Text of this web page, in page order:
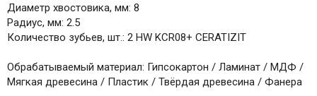
Диаметр хвостовика, мм: 8
Радиус, мм: 2.5
Количество зубьев, шт.: 2 HW KCR08+ CERATIZIT
Обрабатываемый материал: Гипсокартон / Ламинат / МДФ /
Мягкая древесина / Пластик / Твёрдая древесина / Фанера